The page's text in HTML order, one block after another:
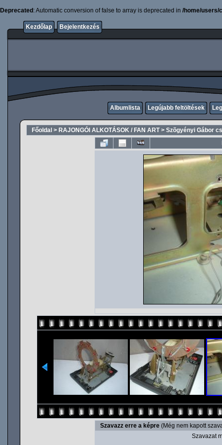
Deprecated : Automatic conversion of false to array is deprecated in /home/users/
Kezdőlap Bejelentkezés
Albumlista Legújabb feltöltések
Főoldal > RAJONGÓI ALKOTÁSOK / FAN ART> Szõgyényi Gábor
Szavazz erre a képre (Még nem kapott
Szavazat